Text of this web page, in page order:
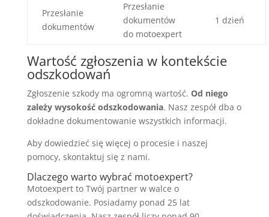
Przesłanie
dokumentów
Przesłanie
dokumentów
do motoexpert
1 dzień
Wartość zgłoszenia w kontekście
odszkodowań
Zgłoszenie szkody ma ogromną wartość. Od niego
zależy wysokość odszkodowania. Nasz zespół dba o
dokładne dokumentowanie wszystkich informacji.
Aby dowiedzieć się więcej o procesie i naszej
pomocy, skontaktuj się z nami.
Dlaczego warto wybrać motoexpert?
Motoexpert to Twój partner w walce o
odszkodowanie. Posiadamy ponad 25 lat